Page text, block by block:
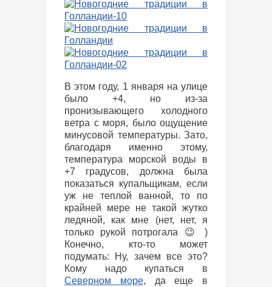
В этом году, 1 января на улице
было +4, но из-за
пронизывающего холодного
ветра с моря, было ощущение
минусовой температуры. Зато,
благодаря именно этому,
температура морской воды в
+7 градусов, должна была
показаться купальщикам, если
уж не теплой ванной, то по
крайней мере не такой жутко
ледяной, как мне (нет, нет, я
только рукой потрогала 😉 )
Конечно, кто-то может
подумать: Ну, зачем все это?
Кому надо купаться в
Северном море, да еще в